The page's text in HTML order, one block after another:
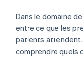
Dans le domaine
entre ce que les
patients attendent.
comprendre quels